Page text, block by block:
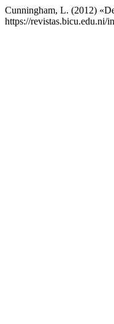
Cunningham, L. (2012)
https://revistas.bicu.edu.ni/